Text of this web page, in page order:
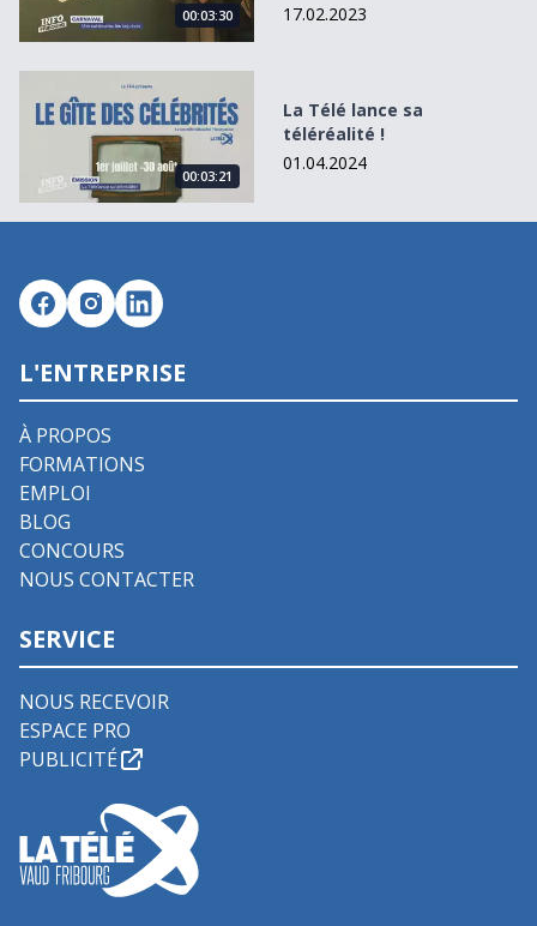
00:03:30
17.02.2023
La Télé lance sa téléréalité !
00:03:21
La Télé lance sa
téléréalité !
01.04.2024
L'ENTREPRISE
À PROPOS
FORMATIONS
EMPLOI
BLOG
CONCOURS
NOUS CONTACTER
SERVICE
NOUS RECEVOIR
ESPACE PRO
PUBLICITÉ